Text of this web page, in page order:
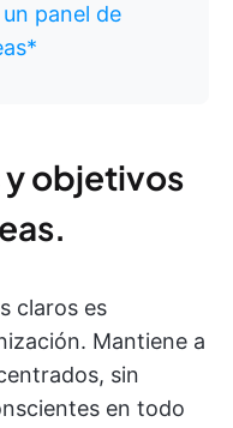
panel de
y objetivos
claros es
Mantiene a
sin
en todo